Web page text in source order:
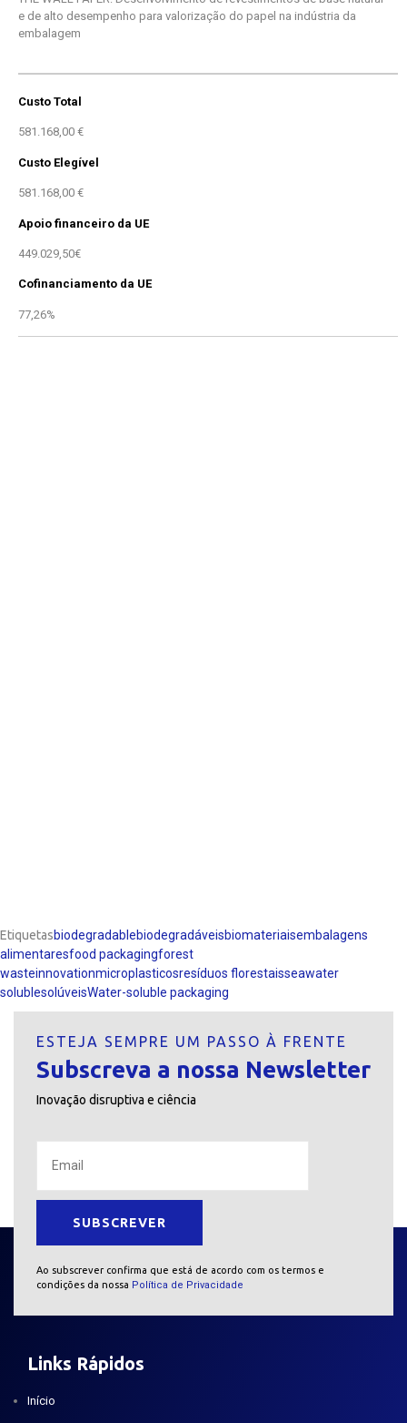
e de alto desempenho para valorização do papel na indústria da
embalagem
Custo Total
581.168,00 €
Custo Elegível
581.168,00 €
Apoio financeiro da UE
449.029,50€
Cofinanciamento da UE
77,26%
Etiquetasbiodegradablebiodegradáveisbiomateriaisembalagens
alimentaresfood packagingforest
wasteinnovationmicroplasticosresíduos florestaisseawater
solublesolúveisWater-soluble packaging
ESTEJA SEMPRE UM PASSO À FRENTE
Subscreva a nossa Newsletter
Inovação disruptiva e ciência
Ao subscrever confirma que está de acordo com os termos e
condições da nossa Política de Privacidade
Links Rápidos
Início